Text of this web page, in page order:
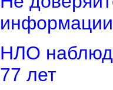
информации
НЛО
77 лет